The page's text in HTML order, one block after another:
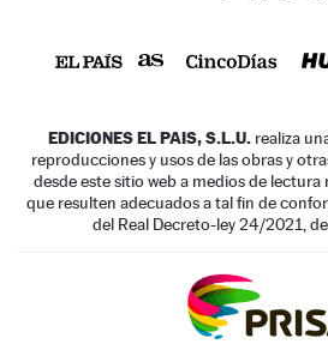
EDICIONES EL PAIS, S.L.U. realiza
reproducciones y usos de las obras y
desde este sitio web a medios de
que resulten adecuados a tal fin de
del Real Decreto-ley 24/2021,